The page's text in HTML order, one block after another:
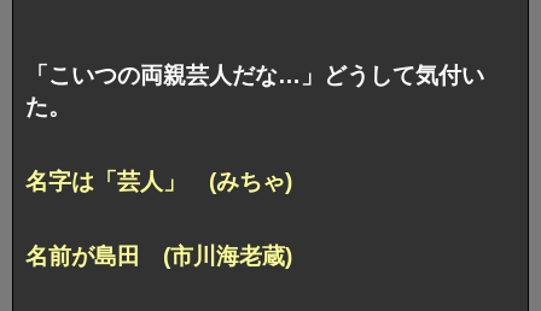
「こいつの両親芸人だな…」どうして気付い
た。
名字は「芸人」 (みちゃ)
名前が島田 (市川海老蔵)